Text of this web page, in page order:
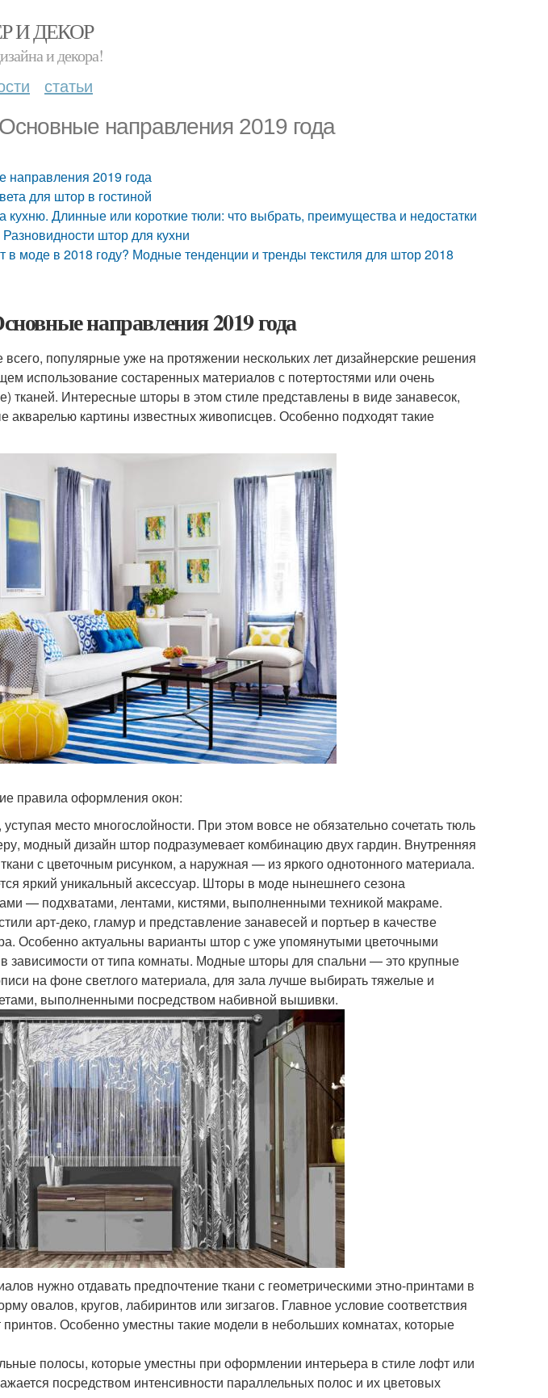
И ДЕКОР
и декора!
статьи
направления 2019 года
2019 года
для штор в гостиной
Длинные или короткие тюли: что выбрать, преимущества и недостатки
штор для кухни
в моде в 2018 году? Модные тенденции и тренды текстиля для штор 2018
направления 2019 года
популярные уже на протяжении нескольких лет дизайнерские решения
использование состаренных материалов с потертостями или очень
тканей. Интересные шторы в этом стиле представлены в виде занавесок,
картины известных живописцев. Особенно подходят такие
правила оформления окон:
место многослойности. При этом вовсе не обязательно сочетать тюль
модный дизайн штор подразумевает комбинацию двух гардин. Внутренняя
с цветочным рисунком, а наружная — из яркого однотонного материала.
яркий уникальный аксессуар. Шторы в моде нынешнего сезона
— подхватами, лентами, кистями, выполненными техникой макраме.
арт-деко, гламур и представление занавесей и портьер в качестве
Особенно актуальны варианты штор с уже упомянутыми цветочными
зависимости от типа комнаты. Модные шторы для спальни — это крупные
на фоне светлого материала, для зала лучше выбирать тяжелые и
выполненными посредством набивной вышивки.
нужно отдавать предпочтение ткани с геометрическими этно-принтами в
овалов, кругов, лабиринтов или зигзагов. Главное условие соответствия
Особенно уместны такие модели в небольших комнатах, которые
полосы, которые уместны при оформлении интерьера в стиле лофт или
посредством интенсивности параллельных полос и их цветовых